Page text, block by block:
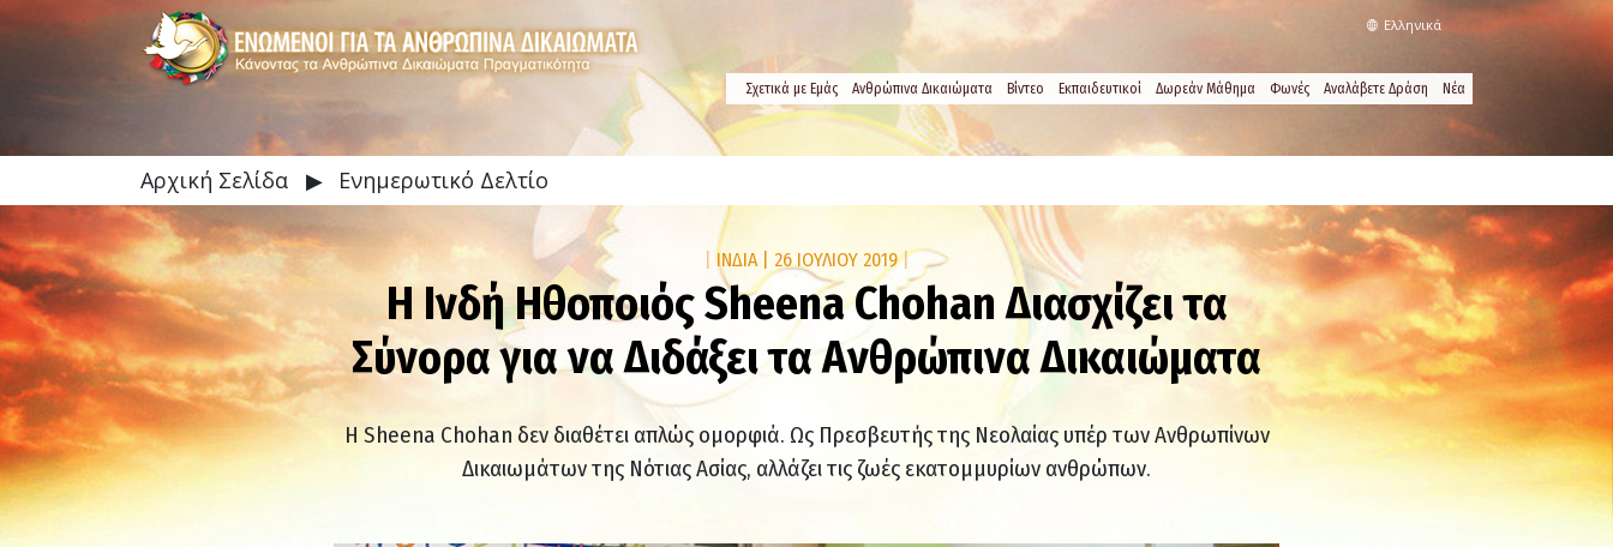
Ελληνικά
Σχετικά µε Εμάς Ανθρώπινα Δικαιώματα Βίντεο Εκπαιδευτικοί Δωρεάν Μάθημα Φωνές Αναλάβετε Δράση Νέα
Αρχική Σελίδα ▶ Ενημερωτικό Δελτίο
ΙΝΔΙΑ 26 ΙΟΥΛΙΟΥ 2019|
Η Ινδή Ηθοποιός Sheena Chohan Διασχίζει τα
Σύνορα για να Διδάξει τα Ανθρώπινα Δικαιώματα
Η Sheena Chohan δεν διαθέτει απλώς ομορφιά. Ως Πρεσβευτής της Νεολαίας υπέρ των Ανθρωπίνων
Δικαιωμάτων της Νότιας Ασίας, αλλάζει τις ζωές εκατομμυρίων ανθρώπων.